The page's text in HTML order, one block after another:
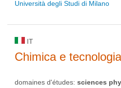
Università degli Studi di Milano
IT
Chimica e
domaines d'études: sciences